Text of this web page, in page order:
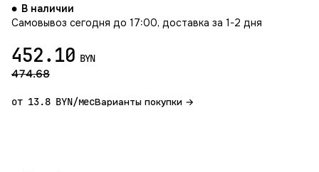
В наличии
Самовывоз сегодня до 17:00, доставка за 1-2 дня
452.10 BYN
474.68
от 13.8 BYN/месВарианты покупки →